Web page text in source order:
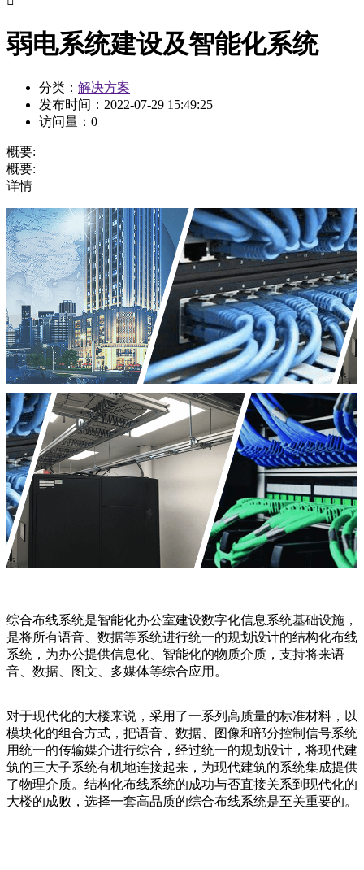
弱电系统建设及智能化系统
分类： 解决方案
发布时间： 2022-07-29 15:49:25
访问量： 0
概要:
概要:
详情
综合布线系统是智能化办公室建设数字化信息系统基础设施，
是将所有语音、数据等系统进行统一的规划设计的结构化布线
系统，为办公提供信息化、智能化的物质介质，支持将来语
音、数据、图文、多媒体等综合应用。
对于现代化的大楼来说，采用了一系列高质量的标准材料，以
模块化的组合方式，把语音、数据、图像和部分控制信号系统
用统一的传输媒介进行综合，经过统一的规划设计，将现代建
筑的三大子系统有机地连接起来，为现代建筑的系统集成提供
了物理介质。结构化布线系统的成功与否直接关系到现代化的
大楼的成败，选择一套高品质的综合布线系统是至关重要的。